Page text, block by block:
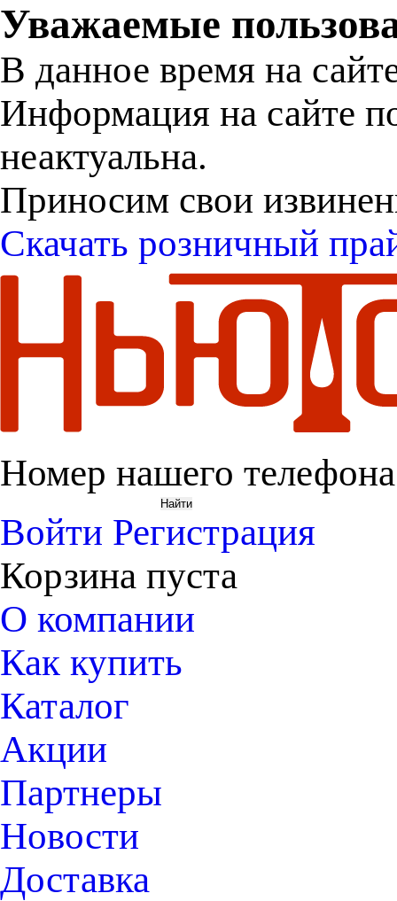
Уважаемые
В данное время на
Информация на сайте
неактуальна.
Приносим свои
Скачать розничный
Номер нашего
Войти Регистрация
Корзина пуста
О компании
Как купить
Каталог
Акции
Партнеры
Новости
Доставка